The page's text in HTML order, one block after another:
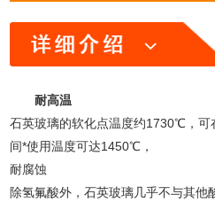
耐高温
石英玻璃的软化点温度约1730℃，
间*使用温度可达1450℃，
耐腐蚀
除氢氟酸外，石英玻璃几乎不与其他